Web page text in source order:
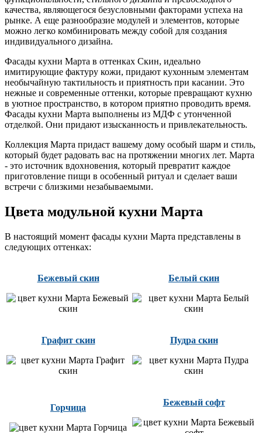
качества, являющегося безусловными факторами успеха на
рынке. А еще разнообразие модулей и элементов, которые
можно легко комбинировать между собой для создания
индивидуального дизайна.
Фасады кухни Марта в оттенках Скин, идеально
имитирующие фактуру кожи, придают кухонным элементам
необычайную тактильность и приятность при касании. Это
нежные и современные оттенки, которые превращают кухню
в уютное пространство, в котором приятно проводить время.
Фасады кухни Марта выполнены из МДФ с утонченной
отделкой. Они придают изысканность и привлекательность.
Коллекция Марта придаст вашему дому особый шарм и стиль,
который будет радовать вас на протяжении многих лет. Марта
- это источник вдохновения, который превратит каждое
приготовление пищи в особенный ритуал и сделает ваши
встречи с близкими незабываемыми.
Цвета модульной кухни Марта
В настоящий момент фасады кухни Марта представлены в
следующих оттенках:
Бежевый скин Белый скин
Графит скин Пудра скин
Горчица
Бежевый софт